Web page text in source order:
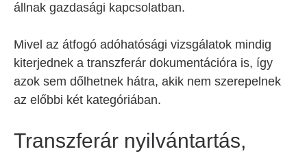
állnak gazdasági kapcsolatban.
Mivel az átfogó adóhatósági vizsgálatok mindig
kiterjednek a transzferár dokumentációra is, így
azok sem dőlhetnek hátra, akik nem szerepelnek
az előbbi két kategóriában.
Transzferár nyilvántartás,